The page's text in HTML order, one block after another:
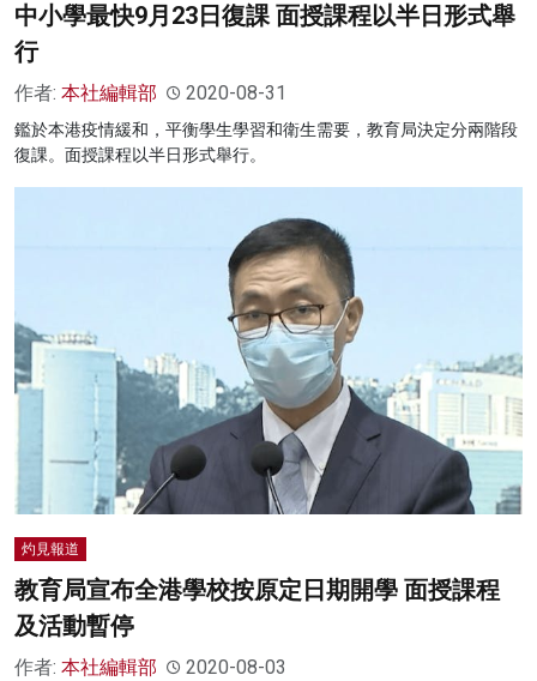
中小學最快9月23日復課 面授課程以半日形式舉
行
作者: 本社編輯部 2020-08-31
鑑於本港疫情緩和，平衡學生學習和衛生需要，教育局決定分兩階段
復課。面授課程以半日形式舉行。
灼見報道
教育局宣布全港學校按原定日期開學 面授課程
及活動暫停
作者: 本社編輯部 2020-08-03